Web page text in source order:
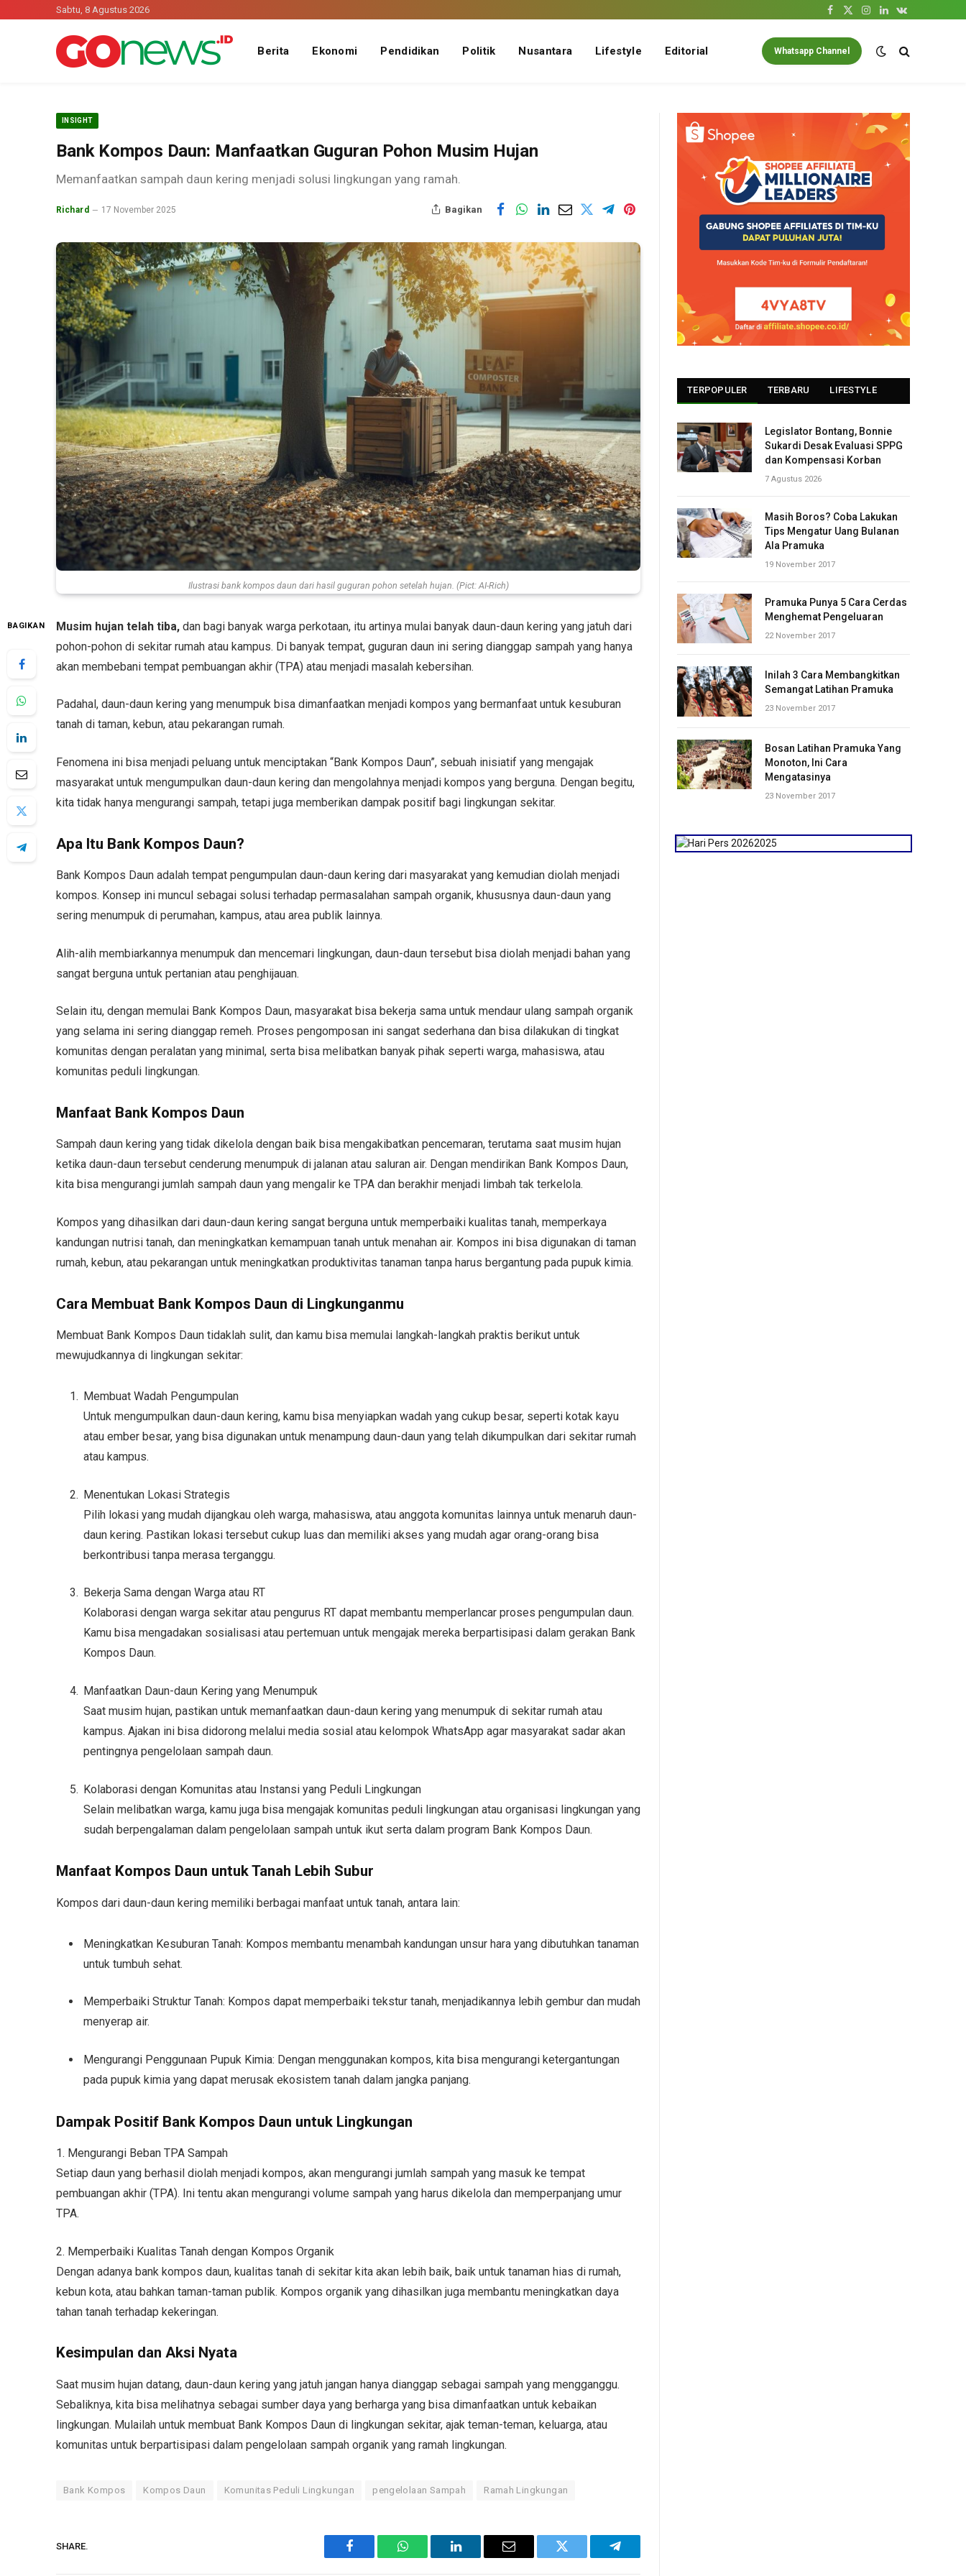
Sabtu, 8 Agustus 2026
Facebook
X
Instagram
LinkedInVKontakte
Berita Ekonomi Pendidikan Politik Nusantara Lifestyle Editorial Whatsapp Channel
INSIGHT
Bank Kompos Daun: Manfaatkan Guguran Pohon Musim Hujan
Memanfaatkan sampah daun kering menjadi solusi lingkungan yang ramah.
Richard 17 November 2025 Bagikan
Ilustrasi bank kompos daun dari hasil guguran pohon setelah hujan. (Pict: AI-Rich)
BAGIKAN Musim hujan telah tiba, dan bagi banyak warga perkotaan, itu artinya mulai banyak daun-daun kering yang jatuh dari
pohon-pohon di sekitar rumah atau kampus. Di banyak tempat, guguran daun ini sering dianggap sampah yang hanya
akan membebani tempat pembuangan akhir (TPA) atau menjadi masalah kebersihan.
Padahal, daun-daun kering yang menumpuk bisa dimanfaatkan menjadi kompos yang bermanfaat untuk kesuburan
tanah di taman, kebun, atau pekarangan rumah.
Fenomena ini bisa menjadi peluang untuk menciptakan “Bank Kompos Daun”, sebuah inisiatif yang mengajak
masyarakat untuk mengumpulkan daun-daun kering dan mengolahnya menjadi kompos yang berguna. Dengan begitu,
kita tidak hanya mengurangi sampah, tetapi juga memberikan dampak positif bagi lingkungan sekitar.
Apa Itu Bank Kompos Daun?
Bank Kompos Daun adalah tempat pengumpulan daun-daun kering dari masyarakat yang kemudian diolah menjadi
kompos. Konsep ini muncul sebagai solusi terhadap permasalahan sampah organik, khususnya daun-daun yang
sering menumpuk di perumahan, kampus, atau area publik lainnya.
Alih-alih membiarkannya menumpuk dan mencemari lingkungan, daun-daun tersebut bisa diolah menjadi bahan yang
sangat berguna untuk pertanian atau penghijauan.
Selain itu, dengan memulai Bank Kompos Daun, masyarakat bisa bekerja sama untuk mendaur ulang sampah organik
yang selama ini sering dianggap remeh. Proses pengomposan ini sangat sederhana dan bisa dilakukan di tingkat
komunitas dengan peralatan yang minimal, serta bisa melibatkan banyak pihak seperti warga, mahasiswa, atau
komunitas peduli lingkungan.
Manfaat Bank Kompos Daun
Sampah daun kering yang tidak dikelola dengan baik bisa mengakibatkan pencemaran, terutama saat musim hujan
ketika daun-daun tersebut cenderung menumpuk di jalanan atau saluran air. Dengan mendirikan Bank Kompos Daun,
kita bisa mengurangi jumlah sampah daun yang mengalir ke TPA dan berakhir menjadi limbah tak terkelola.
Kompos yang dihasilkan dari daun-daun kering sangat berguna untuk memperbaiki kualitas tanah, memperkaya
kandungan nutrisi tanah, dan meningkatkan kemampuan tanah untuk menahan air. Kompos ini bisa digunakan di taman
rumah, kebun, atau pekarangan untuk meningkatkan produktivitas tanaman tanpa harus bergantung pada pupuk kimia.
Cara Membuat Bank Kompos Daun di Lingkunganmu
Membuat Bank Kompos Daun tidaklah sulit, dan kamu bisa memulai langkah-langkah praktis berikut untuk
mewujudkannya di lingkungan sekitar:
Membuat Wadah Pengumpulan
Untuk mengumpulkan daun-daun kering, kamu bisa menyiapkan wadah yang cukup besar, seperti kotak kayu
atau ember besar, yang bisa digunakan untuk menampung daun-daun yang telah dikumpulkan dari sekitar rumah
atau kampus.
Menentukan Lokasi Strategis
Pilih lokasi yang mudah dijangkau oleh warga, mahasiswa, atau anggota komunitas lainnya untuk menaruh daun-
daun kering. Pastikan lokasi tersebut cukup luas dan memiliki akses yang mudah agar orang-orang bisa
berkontribusi tanpa merasa terganggu.
Bekerja Sama dengan Warga atau RT
Kolaborasi dengan warga sekitar atau pengurus RT dapat membantu memperlancar proses pengumpulan daun.
Kamu bisa mengadakan sosialisasi atau pertemuan untuk mengajak mereka berpartisipasi dalam gerakan Bank
Kompos Daun.
Manfaatkan Daun-daun Kering yang Menumpuk
Saat musim hujan, pastikan untuk memanfaatkan daun-daun kering yang menumpuk di sekitar rumah atau
kampus. Ajakan ini bisa didorong melalui media sosial atau kelompok WhatsApp agar masyarakat sadar akan
pentingnya pengelolaan sampah daun.
Kolaborasi dengan Komunitas atau Instansi yang Peduli Lingkungan
Selain melibatkan warga, kamu juga bisa mengajak komunitas peduli lingkungan atau organisasi lingkungan yang
sudah berpengalaman dalam pengelolaan sampah untuk ikut serta dalam program Bank Kompos Daun.
Manfaat Kompos Daun untuk Tanah Lebih Subur
Kompos dari daun-daun kering memiliki berbagai manfaat untuk tanah, antara lain:
Meningkatkan Kesuburan Tanah: Kompos membantu menambah kandungan unsur hara yang dibutuhkan tanaman
untuk tumbuh sehat.
Memperbaiki Struktur Tanah: Kompos dapat memperbaiki tekstur tanah, menjadikannya lebih gembur dan mudah
menyerap air.
Mengurangi Penggunaan Pupuk Kimia: Dengan menggunakan kompos, kita bisa mengurangi ketergantungan
pada pupuk kimia yang dapat merusak ekosistem tanah dalam jangka panjang.
Dampak Positif Bank Kompos Daun untuk Lingkungan
1. Mengurangi Beban TPA Sampah
Setiap daun yang berhasil diolah menjadi kompos, akan mengurangi jumlah sampah yang masuk ke tempat
pembuangan akhir (TPA). Ini tentu akan mengurangi volume sampah yang harus dikelola dan memperpanjang umur
TPA.
2. Memperbaiki Kualitas Tanah dengan Kompos Organik
Dengan adanya bank kompos daun, kualitas tanah di sekitar kita akan lebih baik, baik untuk tanaman hias di rumah,
kebun kota, atau bahkan taman-taman publik. Kompos organik yang dihasilkan juga membantu meningkatkan daya
tahan tanah terhadap kekeringan.
Kesimpulan dan Aksi Nyata
Saat musim hujan datang, daun-daun kering yang jatuh jangan hanya dianggap sebagai sampah yang mengganggu.
Sebaliknya, kita bisa melihatnya sebagai sumber daya yang berharga yang bisa dimanfaatkan untuk kebaikan
lingkungan. Mulailah untuk membuat Bank Kompos Daun di lingkungan sekitar, ajak teman-teman, keluarga, atau
komunitas untuk berpartisipasi dalam pengelolaan sampah organik yang ramah lingkungan.
Bank Kompos Kompos Daun Komunitas Peduli Lingkungan pengelolaan Sampah Ramah Lingkungan
SHARE.
Facebook WhatsAppLinkedIn Email Twitter Telegram
TERPOPULER TERBARU LIFESTYLE
Legislator Bontang, Bonnie
Sukardi Desak Evaluasi SPPG
dan Kompensasi Korban
7 Agustus 2026
Masih Boros? Coba Lakukan
Tips Mengatur Uang Bulanan
Ala Pramuka
19 November 2017
Pramuka Punya 5 Cara Cerdas
Menghemat Pengeluaran
22 November 2017
Inilah 3 Cara Membangkitkan
Semangat Latihan Pramuka
23 November 2017
Bosan Latihan Pramuka Yang
Monoton, Ini Cara
Mengatasinya
23 November 2017